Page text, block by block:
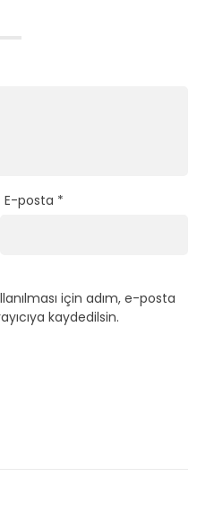
E-posta *
için adım, e-posta
kaydedilsin.